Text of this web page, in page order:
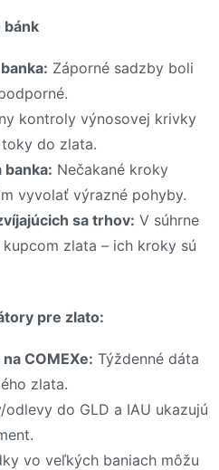
bánk
Záporné sadzby boli
kontroly výnosovej krivky
do zlata.
banka: Nečakané kroky
vyvolať výrazné pohyby.
sa trhov: V súhrne
zlata – ich kroky sú
pre zlato:
COMEXe: Týždenné dáta
zlata.
odlevy do GLD a IAU ukazujú
vo veľkých baniach môžu